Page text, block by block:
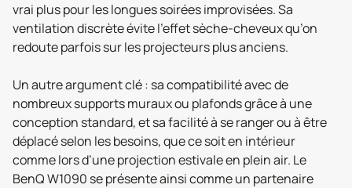
vrai plus pour les longues soirées improvisées. Sa
ventilation discrète évite l’effet sèche-cheveux qu’on
redoute parfois sur les projecteurs plus anciens.
Un autre argument clé : sa compatibilité avec de
nombreux supports muraux ou plafonds grâce à une
conception standard, et sa facilité à se ranger ou à être
déplacé selon les besoins, que ce soit en intérieur
comme lors d’une projection estivale en plein air. Le
BenQ W1090 se présente ainsi comme un partenaire